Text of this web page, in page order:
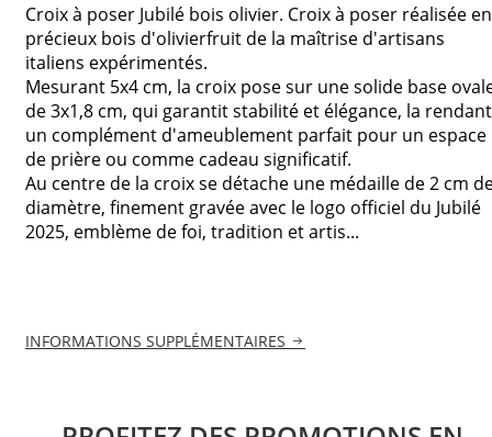
Croix à poser Jubilé bois olivier. Croix à poser réalisée en
précieux bois d'olivierfruit de la maîtrise d'artisans
italiens expérimentés.
Mesurant 5x4 cm, la croix pose sur une solide base
de 3x1,8 cm, qui garantit stabilité et élégance, la rendant
un complément d'ameublement parfait pour un espace
de prière ou comme cadeau significatif.
Au centre de la croix se détache une médaille de 2 cm
diamètre, finement gravée avec le logo officiel du Jubilé
2025, emblème de foi, tradition et artis...
INFORMATIONS SUPPLÉMENTAIRES